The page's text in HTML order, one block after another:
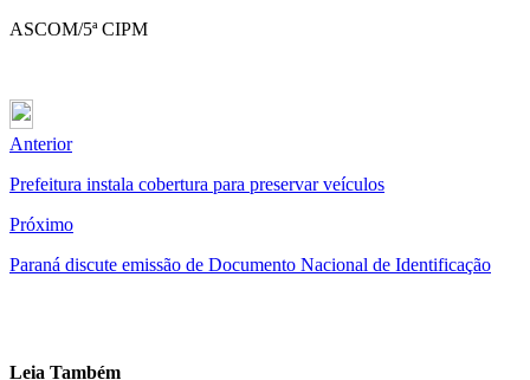
ASCOM/5ª CIPM
Anterior
Prefeitura instala cobertura para preservar veículos
Próximo
Paraná discute emissão de Documento Nacional de Identificação
Leia Também